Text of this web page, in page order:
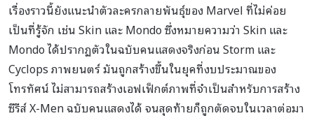
เรื่องราวนี้ยังแนะนำตัวละครกลายพันธุ์ของ Marvel ที่ไม่ค่อย
เป็นที่รู้จัก เช่น Skin และ Mondo ซึ่งหมายความว่า Skin และ
Mondo ได้ปรากฏตัวในฉบับคนแสดงจริงก่อน Storm และ
Cyclops ภาพยนตร์ มันถูกสร้างขึ้นในยุคที่งบประมาณของ
โทรทัศน์ ไม่สามารถสร้างเอฟเฟ็กต์ภาพที่จำเป็นสำหรับการสร้าง
ซีรีส์ X-Men ฉบับคนแสดงได้ จนสุดท้ายก็ถูกตัดจบในเวลาต่อมา